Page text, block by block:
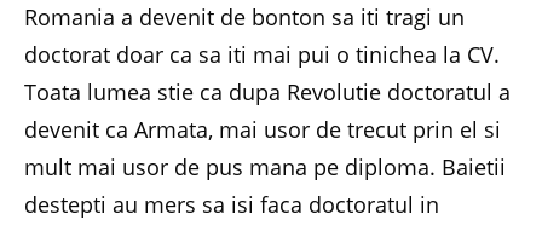
Romania a devenit de bonton sa iti tragi un
doctorat doar ca sa iti mai pui o tinichea la CV.
Toata lumea stie ca dupa Revolutie doctoratul a
devenit ca Armata, mai usor de trecut prin el si
mult mai usor de pus mana pe diploma. Baietii
destepti au mers sa isi faca doctoratul in